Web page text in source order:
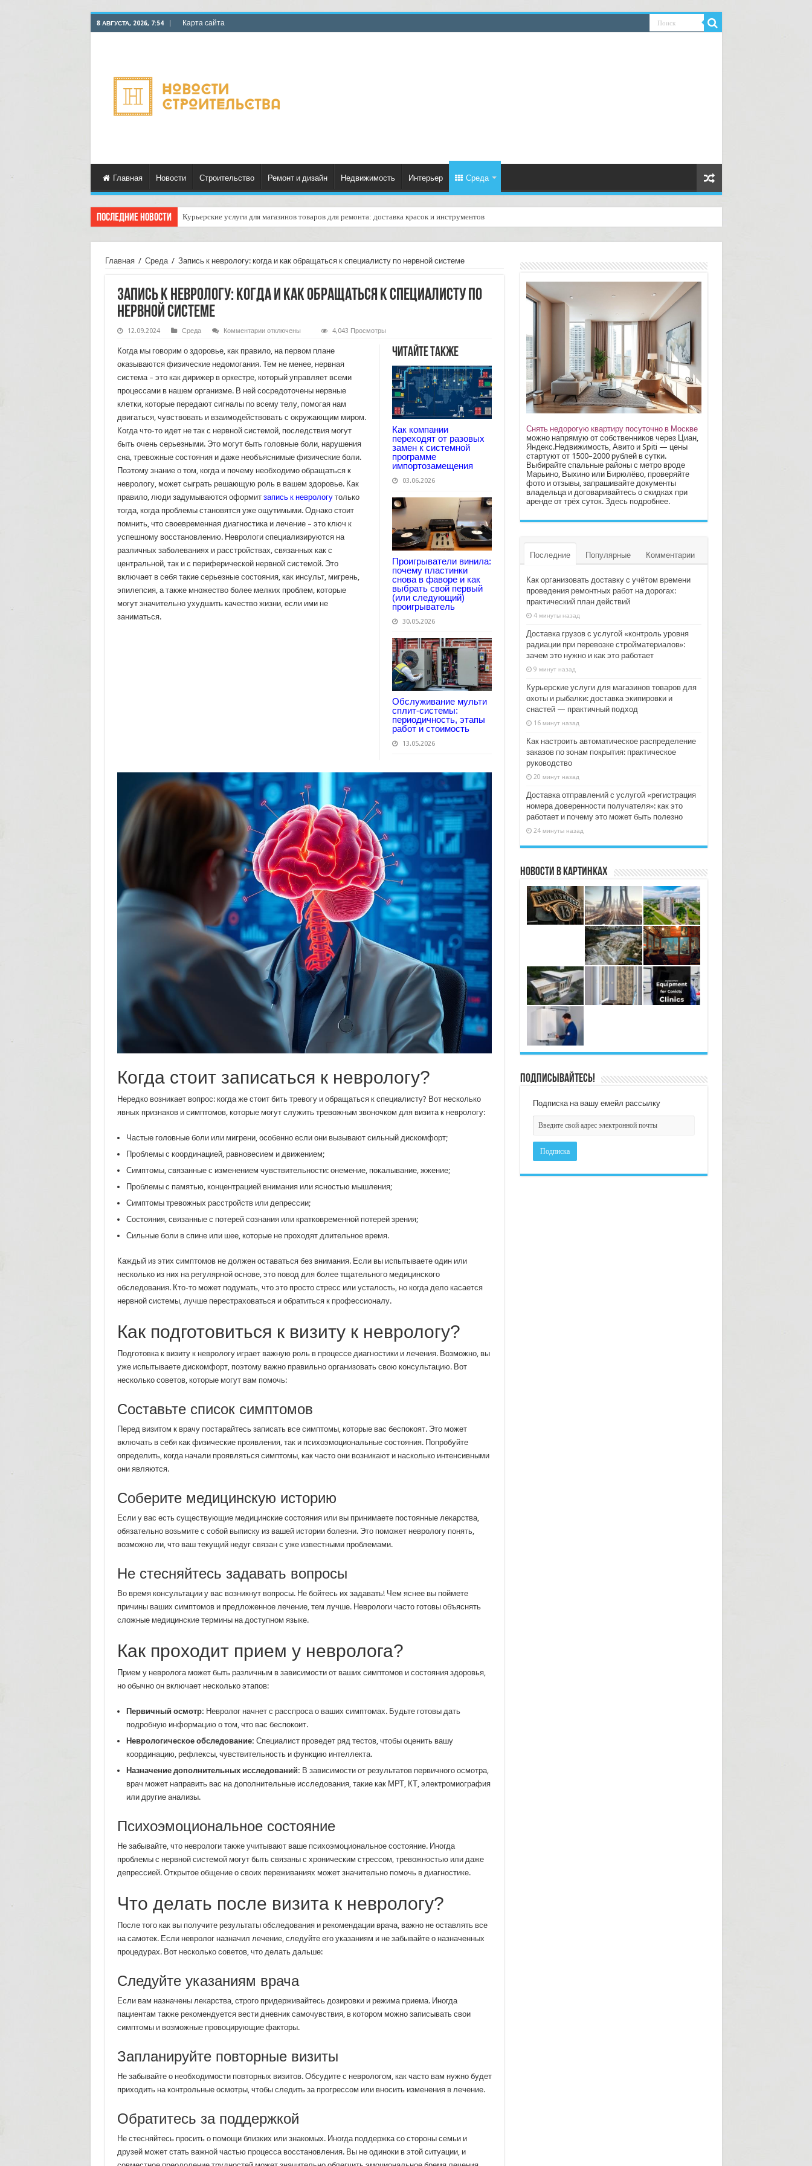
8 АВГУСТА, 2026, 7:54 Карта сайта
Главная Новости Строительство Ремонт и дизайн Недвижимость Интерьер Среда
Последние новости Курьерские услуги для магазинов товаров для ремонта: доставка красок и инструментов
Как организовать доставку с учётом времени начала и окончания рабочего дня в офисах: практическое руководство
Главная / Среда / Запись к неврологу: когда и как обращаться к специалисту по нервной системе
Запись к неврологу: когда и как обращаться к специалисту по
нервной системе
12.09.2024 Среда Комментариик
к
неврологу:
когда
и
обращаться
к
специалисту
по
системе
отключены 4,043 Просмотры
Читайте также
Как компании
переходят от разовых
замен к системной
программе
импортозамещения
03.06.2026
Проигрыватели винила:
почему пластинки
снова в фаворе и как
выбрать свой первый
(или следующий)
проигрыватель
30.05.2026
Обслуживание мульти
сплит-системы:
периодичность, этапы
работ и стоимость
13.05.2026
Когда мы говорим о здоровье, как правило, на первом плане
оказываются физические недомогания. Тем не менее, нервная
система – это как дирижер в оркестре, который управляет всеми
процессами в нашем организме. В ней сосредоточены нервные
клетки, которые передают сигналы по всему телу, помогая нам
двигаться, чувствовать и взаимодействовать с окружающим миром.
Когда что-то идет не так с нервной системой, последствия могут
быть очень серьезными. Это могут быть головные боли, нарушения
сна, тревожные состояния и даже необъяснимые физические боли.
Поэтому знание о том, когда и почему необходимо обращаться к
неврологу, может сыграть решающую роль в вашем здоровье. Как
правило, люди задумываются оформит запись к неврологутолько
тогда, когда проблемы становятся уже ощутимыми. Однако стоит
помнить, что своевременная диагностика и лечение – это ключ к
успешному восстановлению. Неврологи специализируются на
различных заболеваниях и расстройствах, связанных как с
центральной, так и с периферической нервной системой. Это
включает в себя такие серьезные состояния, как инсульт, мигрень,
эпилепсия, а также множество более мелких проблем, которые
могут значительно ухудшить качество жизни, если ими не
заниматься.
Когда стоит записаться к неврологу?
Нередко возникает вопрос: когда же стоит бить тревогу и обращаться к специалисту? Вот несколько
явных признаков и симптомов, которые могут служить тревожным звоночком для визита к неврологу:
Частые головные боли или мигрени, особенно если они вызывают сильный дискомфорт;
Проблемы с координацией, равновесием и движением;
Симптомы, связанные с изменением чувствительности: онемение, покалывание, жжение;
Проблемы с памятью, концентрацией внимания или ясностью мышления;
Симптомы тревожных расстройств или депрессии;
Состояния, связанные с потерей сознания или кратковременной потерей зрения;
Сильные боли в спине или шее, которые не проходят длительное время.
Каждый из этих симптомов не должен оставаться без внимания. Если вы испытываете один или
несколько из них на регулярной основе, это повод для более тщательного медицинского
обследования. Кто-то может подумать, что это просто стресс или усталость, но когда дело касается
нервной системы, лучше перестраховаться и обратиться к профессионалу.
Как подготовиться к визиту к неврологу?
Подготовка к визиту к неврологу играет важную роль в процессе диагностики и лечения. Возможно, вы
уже испытываете дискомфорт, поэтому важно правильно организовать свою консультацию. Вот
несколько советов, которые могут вам помочь:
Составьте список симптомов
Перед визитом к врачу постарайтесь записать все симптомы, которые вас беспокоят. Это может
включать в себя как физические проявления, так и психоэмоциональные состояния. Попробуйте
определить, когда начали проявляться симптомы, как часто они возникают и насколько интенсивными
они являются.
Соберите медицинскую историю
Если у вас есть существующие медицинские состояния или вы принимаете постоянные лекарства,
обязательно возьмите с собой выписку из вашей истории болезни. Это поможет неврологу понять,
возможно ли, что ваш текущий недуг связан с уже известными проблемами.
Не стесняйтесь задавать вопросы
Во время консультации у вас возникнут вопросы. Не бойтесь их задавать! Чем яснее вы поймете
причины ваших симптомов и предложенное лечение, тем лучше. Неврологи часто готовы объяснять
сложные медицинские термины на доступном языке.
Как проходит прием у невролога?
Прием у невролога может быть различным в зависимости от ваших симптомов и состояния здоровья,
но обычно он включает несколько этапов:
Первичный осмотр: Невролог начнет с расспроса о ваших симптомах. Будьте готовы дать
подробную информацию о том, что вас беспокоит.
Неврологическое обследование: Специалист проведет ряд тестов, чтобы оценить вашу
координацию, рефлексы, чувствительность и функцию интеллекта.
Назначение дополнительных исследований: В зависимости от результатов первичного осмотра,
врач может направить вас на дополнительные исследования, такие как МРТ, КТ, электромиография
или другие анализы.
Психоэмоциональное состояние
Не забывайте, что неврологи также учитывают ваше психоэмоциональное состояние. Иногда
проблемы с нервной системой могут быть связаны с хроническим стрессом, тревожностью или даже
депрессией. Открытое общение о своих переживаниях может значительно помочь в диагностике.
Что делать после визита к неврологу?
После того как вы получите результаты обследования и рекомендации врача, важно не оставлять все
на самотек. Если невролог назначил лечение, следуйте его указаниям и не забывайте о назначенных
процедурах. Вот несколько советов, что делать дальше:
Следуйте указаниям врача
Если вам назначены лекарства, строго придерживайтесь дозировки и режима приема. Иногда
пациентам также рекомендуется вести дневник самочувствия, в котором можно записывать свои
симптомы и возможные провоцирующие факторы.
Запланируйте повторные визиты
Не забывайте о необходимости повторных визитов. Обсудите с неврологом, как часто вам нужно будет
приходить на контрольные осмотры, чтобы следить за прогрессом или вносить изменения в лечение.
Обратитесь за поддержкой
Не стесняйтесь просить о помощи близких или знакомых. Иногда поддержка со стороны семьи и
друзей может стать важной частью процесса восстановления. Вы не одиноки в этой ситуации, и
Снять недорогую квартиру посуточно в Москве
можно напрямую от собственников через Циан,
Яндекс.Недвижимость, Авито и Spiti — цены
стартуют от 1500–2000 рублей в сутки.
Выбирайте спальные районы с метро вроде
Марьино, Выхино или Бирюлёво, проверяйте
фото и отзывы, запрашивайте документы
владельца и договаривайтесь о скидках при
аренде от трёх суток. Здесьподробнее.
Последние Популярные Комментарии
Как организовать доставку с учётом времени
проведения ремонтных работ на дорогах:
практический план действий
4 минуты назад
Доставка грузов с услугой «контроль уровня
радиации при перевозке стройматериалов»:
зачем это нужно и как это работает
9 минут назад
Курьерские услуги для магазинов товаров для
охоты и рыбалки: доставка экипировки и
снастей — практичный подход
16 минут назад
Как настроить автоматическое распределение
заказов по зонам покрытия: практическое
руководство
20 минут назад
Доставка отправлений с услугой «регистрация
номера доверенности получателя»: как это
работает и почему это может быть полезно
24 минуты назад
Новости в картинках
Подписывайтесь!
Подписка на вашу емейл рассылку